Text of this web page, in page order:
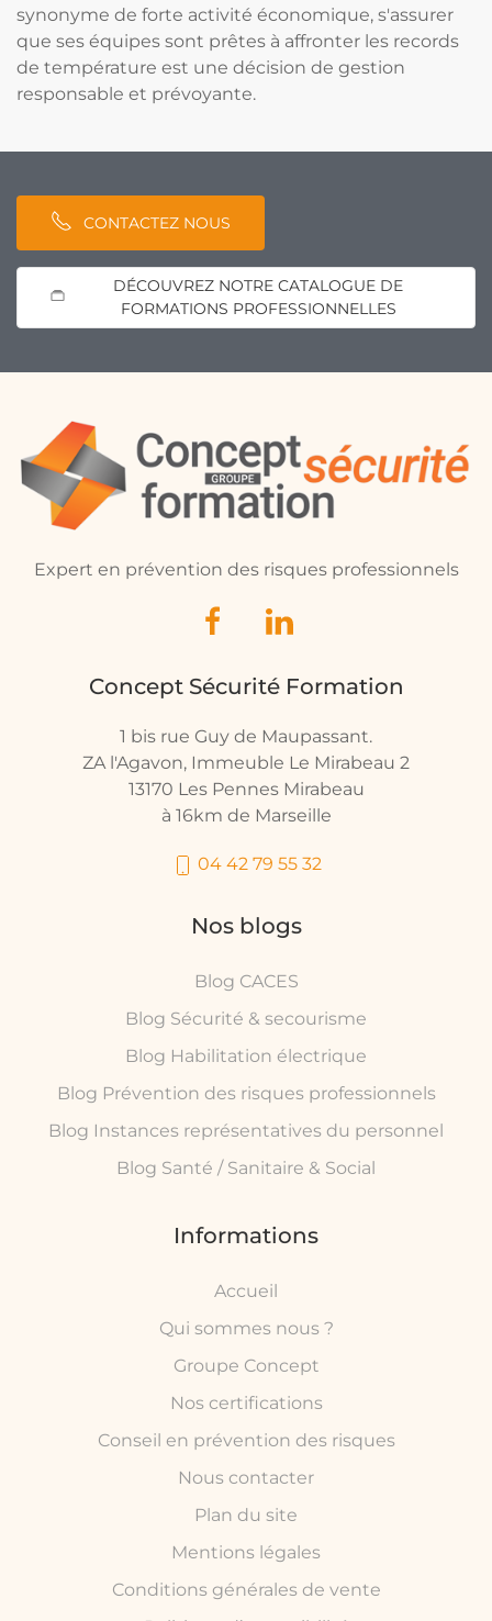
synonyme de forte activité économique, s'assurer
que ses équipes sont prêtes à affronter les records
de température est une décision de gestion
responsable et prévoyante.
CONTACTEZ NOUS
DÉCOUVREZ NOTRE CATALOGUE DE
FORMATIONS PROFESSIONNELLES
Expert en prévention des risques professionnels
Concept Sécurité Formation
1 bis rue Guy de Maupassant.
ZA l'Agavon, Immeuble Le Mirabeau 2
13170 Les Pennes Mirabeau
à 16km de Marseille
04 42 79 55 32
Nos blogs
Blog CACES
Blog Sécurité & secourisme
Blog Habilitation électrique
Blog Prévention des risques professionnels
Blog Instances représentatives du personnel
Blog Santé / Sanitaire & Social
Informations
Accueil
Qui sommes nous ?
Groupe Concept
Nos certifications
Conseil en prévention des risques
Nous contacter
Plan du site
Mentions légales
Conditions générales de vente